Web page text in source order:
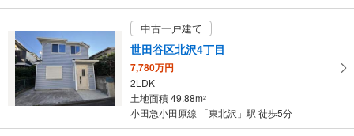
中古一戸建て
世田谷区北沢4丁目
7,780万円
2LDK
土地面積 49.88m2
小田急小田原線 「東北沢」駅 徒歩5分